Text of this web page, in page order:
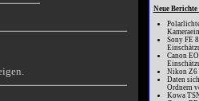
Neue Berichte
Sony FE
Canon
Nikon Z6
Daten
Ordnern
Kowa